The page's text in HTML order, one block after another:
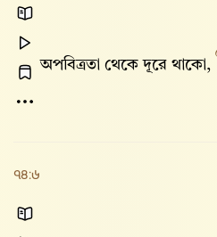
অপবিত্রতা থেকে দূরে থাকো,
৭৪:৬